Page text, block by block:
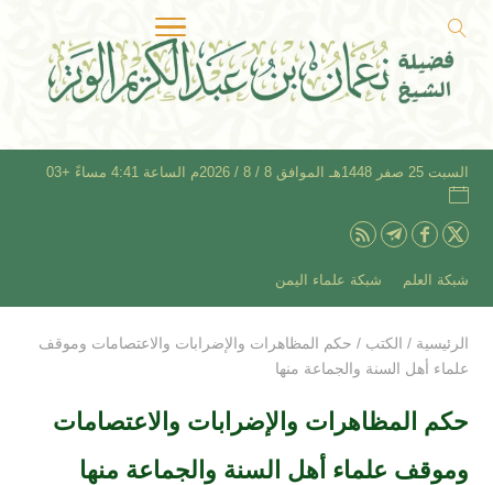
السبت 25 صفر 1448هـ الموافق 8 / 8 / 2026م الساعة 4:41 مساءً +03
شبكة العلم شبكة علماء اليمن
الرئيسية / الكتب / حكم المظاهرات والإضرابات والاعتصامات وموقف
علماء أهل السنة والجماعة منها
حكم المظاهرات والإضرابات والاعتصامات
وموقف علماء أهل السنة والجماعة منها